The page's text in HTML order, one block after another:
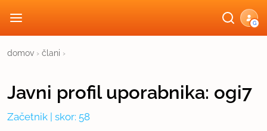
G
domov › člani ›
Javni profiluporabnika: ogi7
Začetnik | skor: 58